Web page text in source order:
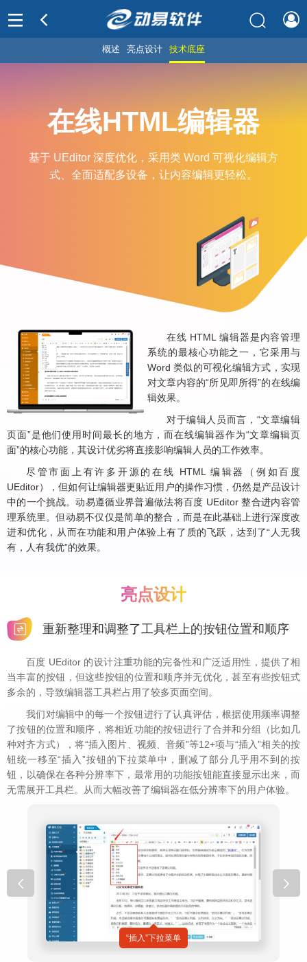
概述 亮点设计 技术底座
在线HTML编辑器
基于 UEditor 深度优化，采用类 Word 可视化编辑方
式、全面适配多设备，让内容编辑更轻松。
在线 HTML 编辑器是内容管理
系统的最核心功能之一，它采用与
Word 类似的可视化编辑方式，实现
对文章内容的“所见即所得”的在线编
辑效果。
对于编辑人员而言，“文章编辑
页面”是他们使用时间最长的地方，而在线编辑器作为“文章编辑页
面”的核心功能，其设计优劣将直接影响编辑人员的工作效率。
尽管市面上有许多开源的在线 HTML 编辑器（例如百度
UEditor），但如何让编辑器更贴近用户的操作习惯，仍然是产品设计
中的一个挑战。动易遵循业界普遍做法将百度 UEditor 整合进内容管
理系统里。但动易不仅仅是简单的整合，而是在此基础上进行深度改
进和优化，从而在功能和用户体验上有了质的飞跃，达到了“人无我
有，人有我优”的效果。
亮点设计
重新整理和调整了工具栏上的按钮位置和顺序
百度 UEditor 的设计注重功能的完备性和广泛适用性，提供了相
当丰富的按钮，但这些按钮的位置和顺序并无优化，甚至有些按钮式
多余的，导致编辑器工具栏占用了较多页面空间。
我们对编辑中的每一个按钮进行了认真评估，根据使用频率调整
了按钮的位置和顺序，将相近功能的按钮进行了合并和分组（比如几
种对齐方式），将“插入图片、视频、音频”等12+项与“插入”相关的按
钮统一移至“插入”按钮的下拉菜单中，删减了部分几乎用不到的按
钮，以确保在各种分辨率下，最常用的功能按钮能直接显示出来，而
无需展开工具栏。从而大幅改善了编辑器在低分辨率下的用户体验。
“插入”下拉菜单